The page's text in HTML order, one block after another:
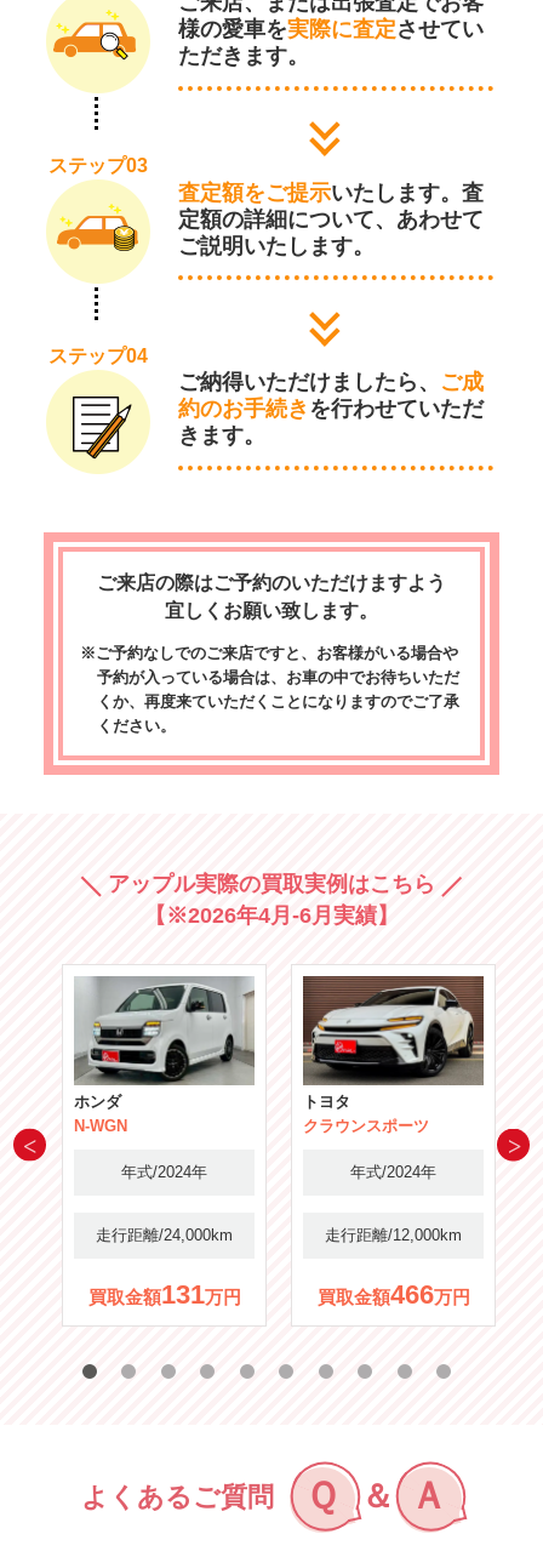
様の愛車を実際に査定させてい
ただきます。
ステップ03
査定額をご提示いたします。査
定額の詳細について、あわせて
ご説明いたします。
ステップ04
ご納得いただけましたら、 ご成
約のお手続き を行わせていただ
きます。
ご来店の際はご予約のいただけますよう
宜しくお願い致します。
※ご予約なしでのご来店ですと、お客様がいる場合や
予約が入っている場合は、お車の中でお待ちいただ
くか、再度来ていただくことになりますのでご了承
ください。
アップル実際の買取実例はこちら
【※2026年4月-6月実績】
ホンダ
N-WGN
年式/2024年
走行距離/24,000km
買取金額131万円
トヨタ
クラウンスポーツ
年式/2024年
走行距離/12,000km
買取金額466万円
よくあるご質問 Ｑ ＆ Ａ